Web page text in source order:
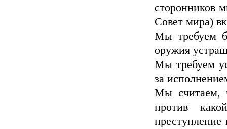
сторонников
Совет мира)
Мы требуем
оружия
Мы требуем
за
Мы считаем,
против
преступление